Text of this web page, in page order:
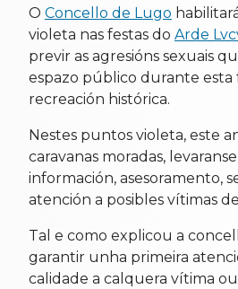
O Concello de Lugo
violeta nas festas do Arde
previr as agresións sexuais
espazo público durante esta
recreación histórica.
Nestes puntos violeta, este
caravanas moradas,
información, asesoramento,
atención a posibles vítimas
Tal e como explicou a
garantir unha primeira
calidade a calquera vítima